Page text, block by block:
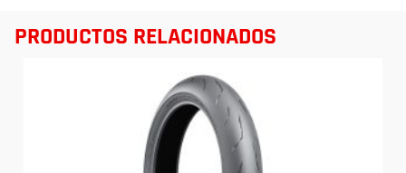
PRODUCTOS RELACIONADOS